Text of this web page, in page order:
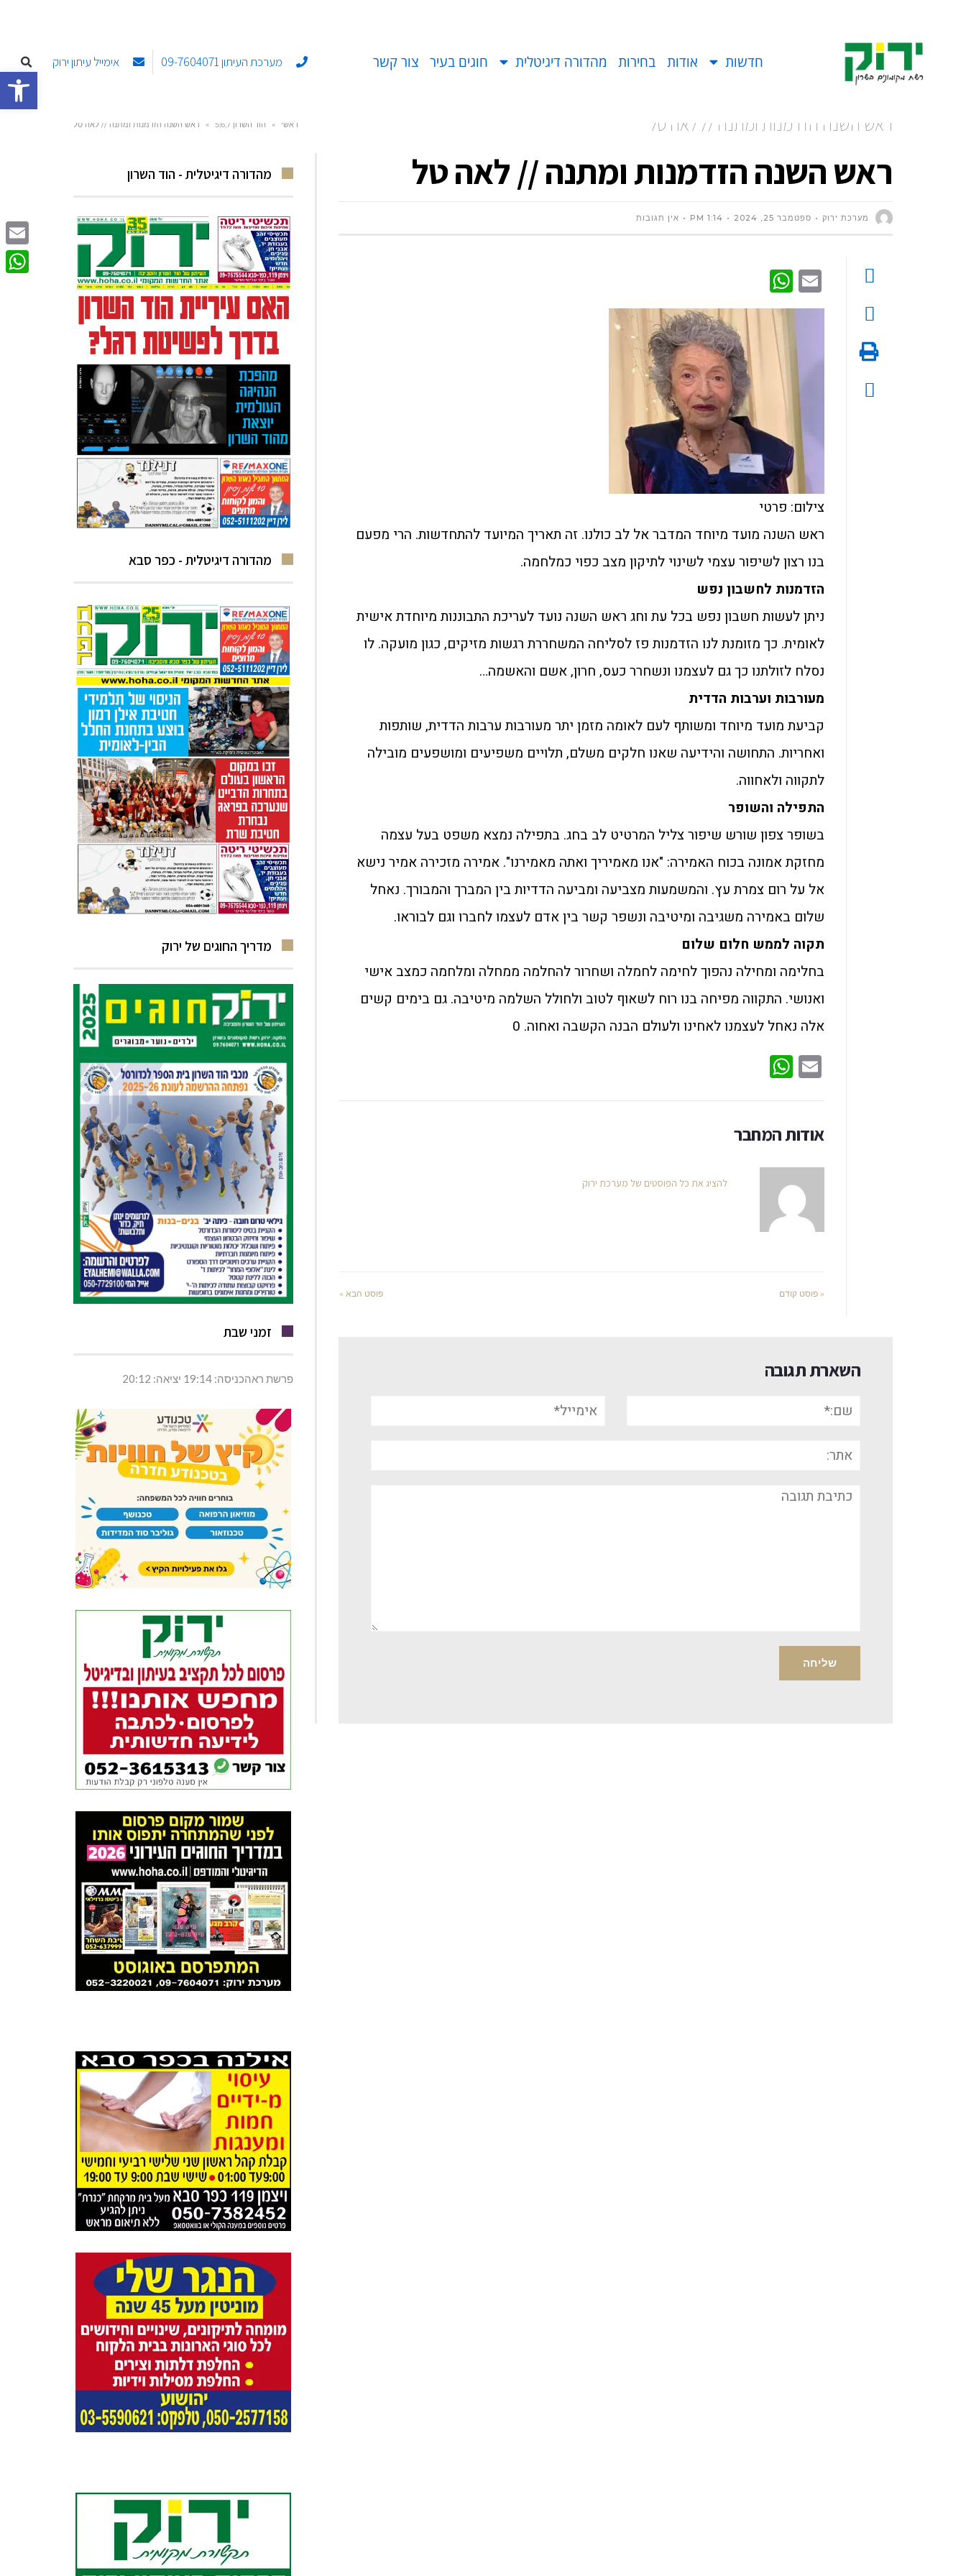
פתח חדשות אודות בחירות מהדורה דיגיטלית חוגים בעיר צור קשר מערכת העיתון 09-7604071 אימייל עיתון ירוק
ראש השנה הזדמנות ומתנה // לאה טל ראשי » הוד השרון 5,6,7 » ראש השנה הזדמנות ומתנה // לאה טל
ראש השנה הזדמנות ומתנה // לאה טל
מערכת ירוק ספטמבר 25, 2024 1:14 PM אין תגובות
Email
צילום: פרטי
ראש השנה מועד מיוחד המדבר אל לב כולנו. זה תאריך המיועד להתחדשות. הרי מפעם
בנו רצון לשיפור עצמי לשינוי לתיקון מצב כפוי כמלחמה.
הזדמנות לחשבון נפש
ניתן לעשות חשבון נפש בכל עת וחג ראש השנה נועד לעריכת התבוננות מיוחדת אישית
לאומית. כך מזומנת לנו הזדמנות פז לסליחה המשחררת רגשות מזיקים, כגון מועקה. לו
נסלח לזולתנו כך גם לעצמנו ונשחרר כעס, חרון, אשם והאשמה…
מעורבות וערבות הדדית
קביעת מועד מיוחד ומשותף לעם לאומה מזמן יתר מעורבות ערבות הדדית, שותפות
ואחריות. התחושה והידיעה שאנו חלקים משלם, תלויים משפיעים ומושפעים מובילה
לתקווה ולאחווה.
התפילה והשופר
בשופר צפון שורש שיפור צליל המרטיט לב בחג. בתפילה נמצא משפט בעל עצמה
מחזקת אמונה בכוח האמירה: "אנו מאמיריך ואתה מאמירנו". אמירה מזכירה אמיר נישא
אל על רום צמרת עץ. והמשמעות מצביעה ומביעה הדדיות בין המברך והמבורך. נאחל
שלום באמירה משגיבה ומיטיבה ונשפר קשר בין אדם לעצמו לחברו וגם לבוראו.
תקוה לממש חלום שלום
בחלימה ומחילה נהפוך לחימה לחמלה ושחרור להחלמה ממחלה ומלחמה כמצב אישי
ואנושי. התקווה מפיחה בנו רוח לשאוף לטוב ולחולל השלמה מיטיבה. גם בימים קשים
אלה נאחל לעצמנו לאחינו ולעולם הבנה הקשבה ואחוה. 0
Email
אודות המחבר
להציג את כל הפוסטים של מערכת ירוק
« פוסט קודם פוסט הבא »
השארת תגובה
אימייל*
תגובה
מהדורה דיגיטלית - הוד השרון
מהדורה דיגיטלית - כפר סבא
מדריך החוגים של ירוק
זמני שבת
פרשת ראהכניסה: 19:14 יציאה: 20:12